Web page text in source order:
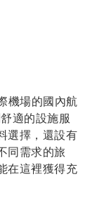
機場的國內航
適的設施服
選擇，還設有
同需求的旅
在這裡獲得充